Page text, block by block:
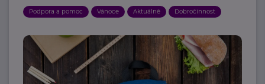
Podpora a pomoc Vánoce Aktuálně Dobročinnost